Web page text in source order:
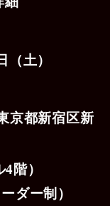
（土）
京都新宿区新
階）
ダー制）